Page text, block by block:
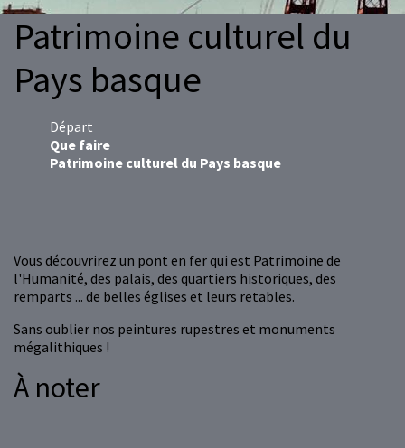
Patrimoine culturel du
Pays basque
Départ
Que faire
Patrimoine culturel du Pays basque
Vous découvrirez un pont en fer qui est Patrimoine de
l'Humanité, des palais, des quartiers historiques, des
remparts ... de belles églises et leurs retables.
Sans oublier nos peintures rupestres et monuments
mégalithiques !
À noter